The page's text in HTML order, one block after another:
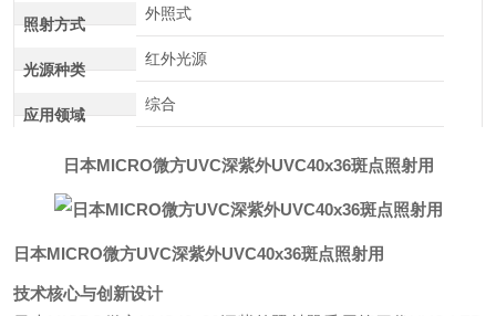
照射方式
外照式
光源种类
红外光源
应用领域
综合
日本MICRO微方UVC深紫外UVC40x36斑点照射用
日本MICRO微方UVC深紫外UVC40x36斑点照射用
技术核心与创新设计